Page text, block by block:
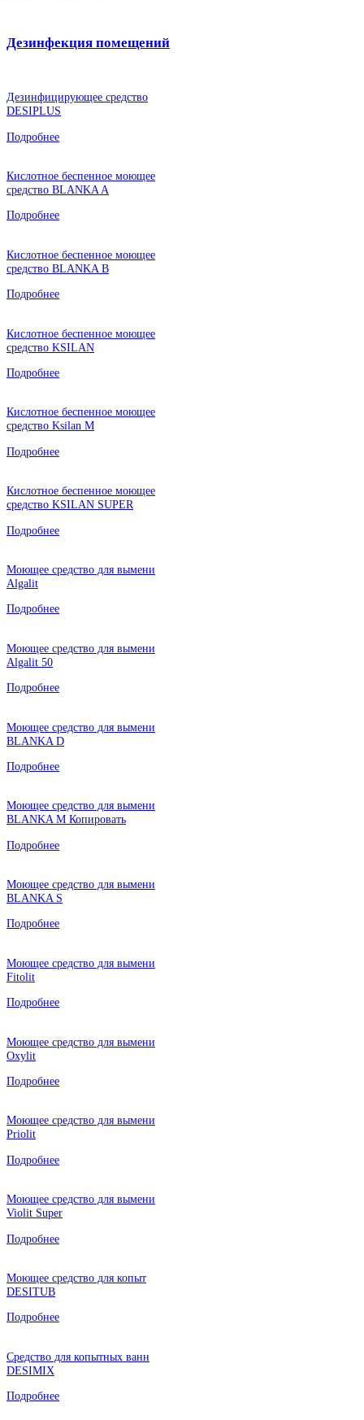
Дезинфекция помещений
Дезинфицирующее средство
DESIPLUS
Подробнее
Кислотное беспенное моющее
средство BLANKA A
Подробнее
Кислотное беспенное моющее
средство BLANKA B
Подробнее
Кислотное беспенное моющее
средство KSILAN
Подробнее
Кислотное беспенное моющее
средство Ksilan M
Подробнее
Кислотное беспенное моющее
средство KSILAN SUPER
Подробнее
Моющее средство для вымени
Algalit
Подробнее
Моющее средство для вымени
Algalit 50
Подробнее
Моющее средство для вымени
BLANKA D
Подробнее
Моющее средство для вымени
BLANKA M Копировать
Подробнее
Моющее средство для вымени
BLANKA S
Подробнее
Моющее средство для вымени
Fitolit
Подробнее
Моющее средство для вымени
Oxylit
Подробнее
Моющее средство для вымени
Priolit
Подробнее
Моющее средство для вымени
Violit Super
Подробнее
Моющее средство для копыт
DESITUB
Подробнее
Средство для копытных ванн
DESIMIX
Подробнее